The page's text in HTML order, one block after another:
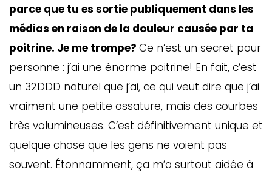
parce que tu es sortie publiquement dans les
médias en raison de la douleur causée par ta
poitrine. Je me trompe? Ce n’est un secret pour
personne : j’ai une énorme poitrine! En fait, c’est
un 32DDD naturel que j’ai, ce qui veut dire que j’ai
vraiment une petite ossature, mais des courbes
très volumineuses. C’est définitivement unique et
quelque chose que les gens ne voient pas
souvent. Étonnamment, ça m’a surtout aidée à